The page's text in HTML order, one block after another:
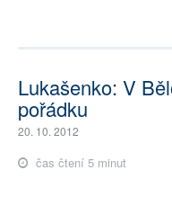
Lukašenko: V
pořádku
20. 10. 2012
čas čtení 5 minut